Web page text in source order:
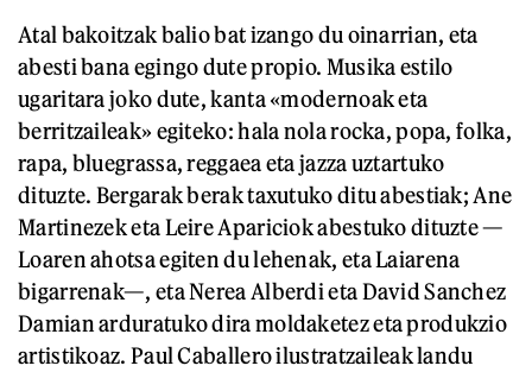
Atal bakoitzak balio bat izango du oinarrian, eta
abesti bana egingo dute propio. Musika estilo
ugaritara joko dute, kanta «modernoak eta
berritzaileak» egiteko: hala nola rocka, popa, folka,
rapa, bluegrassa, reggaea eta jazza uztartuko
dituzte. Bergarak berak taxutuko ditu abestiak; Ane
Martinezek eta Leire Apariciok abestuko dituzte —
Loaren ahotsa egiten du lehenak, eta Laiarena
bigarrenak—, eta Nerea Alberdi eta David Sanchez
Damian arduratuko dira moldaketez eta produkzio
artistikoaz. Paul Caballero ilustratzaileak landu